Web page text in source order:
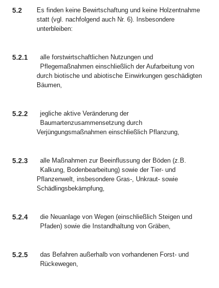
5.2
Es finden keine Bewirtschaftung und keine Holzentnahme
statt (vgl. nachfolgend auch Nr. 6). Insbesondere
unterbleiben:
5.2.1
alle forstwirtschaftlichen Nutzungen und
Pflegemaßnahmen einschließlich der Aufarbeitung von
durch biotische und abiotische Einwirkungen geschädigten
Bäumen,
5.2.2
jegliche aktive Veränderung der
Baumartenzusammensetzung durch
Verjüngungsmaßnahmen einschließlich Pflanzung,
5.2.3
alle Maßnahmen zur Beeinflussung der Böden (z.B.
Kalkung, Bodenbearbeitung) sowie der Tier- und
Pflanzenwelt, insbesondere Gras-, Unkraut- sowie
Schädlingsbekämpfung,
5.2.4
die Neuanlage von Wegen (einschließlich Steigen und
Pfaden) sowie die Instandhaltung von Gräben,
5.2.5
das Befahren außerhalb von vorhandenen Forst- und
Rückewegen,